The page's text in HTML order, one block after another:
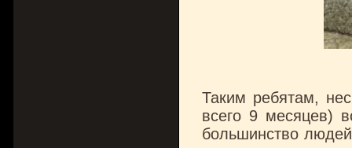
Таким ребятам,
всего 9 месяцев)
большинство